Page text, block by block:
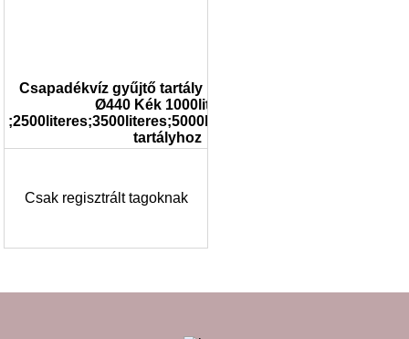
Csapadékvíz gyűjtő tartály magasító 20cm/
Ø440 Kék 1000literes
;2500literes;3500literes;5000literes;7000literes
tartályhoz
Csak regisztrált tagoknak